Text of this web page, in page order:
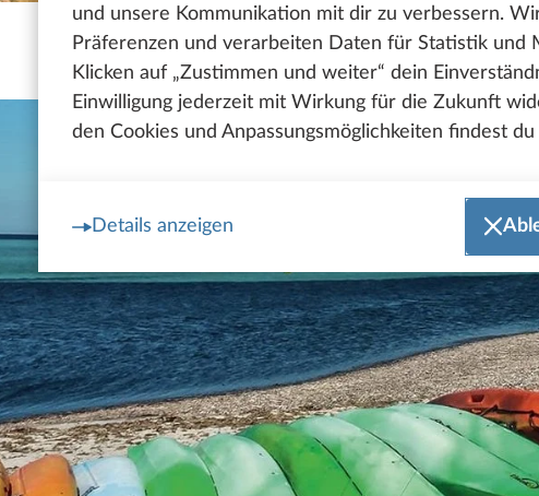
und unsere Kommunikation mit dir zu verbessern.
Präferenzen und verarbeiten Daten für Statistik und
Klicken auf „Zustimmen und weiter“ dein
Einwilligung jederzeit mit Wirkung für die Zukunft
den Cookies und Anpassungsmöglichkeiten findest
Details anzeigen